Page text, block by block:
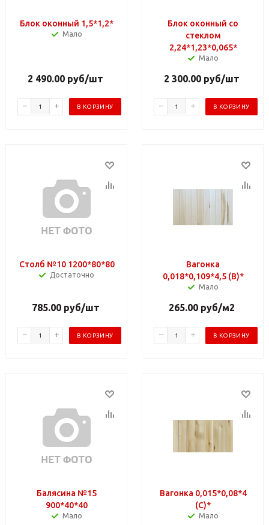
Блок оконный 1,5*1,2*
Мало
2 490.00 руб/шт
В КОРЗИНУ
Блок оконный со
стеклом
2,24*1,23*0,065*
Мало
2 300.00 руб/шт
В КОРЗИНУ
Столб №10 1200*80*80
Достаточно
785.00руб/шт
В КОРЗИНУ
Вагонка
0,018*0,109*4,5 (B)*
Мало
265.00 руб/м2
В КОРЗИНУ
Балясина №15
900*40*40
Мало
Вагонка 0,015*0,08*4
(C)*
Мало